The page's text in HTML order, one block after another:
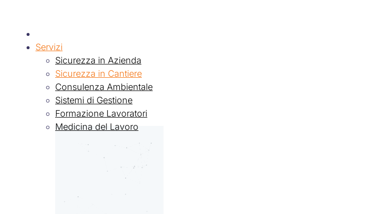
Servizi
Sicurezza in Azienda
Sicurezza in Cantiere
Consulenza Ambientale
Sistemi di Gestione
Formazione Lavoratori
Medicina del Lavoro